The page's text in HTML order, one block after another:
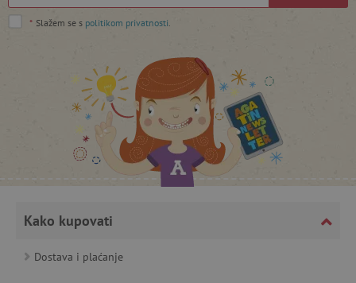
* Slažem se s politikom privatnosti
Kako kupovati
Dostava i plaćanje
featureFlagIdentifier www.agatinsvijet.hr
_lb_ccc .agatinsvijet.hr
Googleovu politiku privatnosti